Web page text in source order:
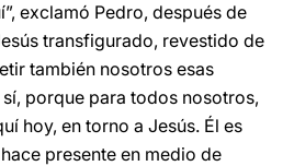
exclamó Pedro, después de
transfigurado, revestido de
también nosotros esas
porque para todos nosotros,
hoy, en torno a Jesús. Él es
presente en medio de